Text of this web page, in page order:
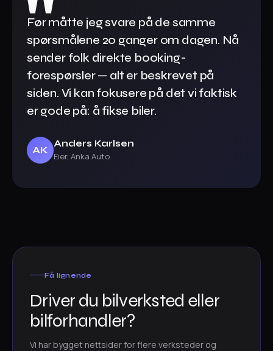
Før måtte jeg svare på de samme
spørsmålene 20 ganger om dagen. Nå
sender folk direkte booking-
forespørsler — alt er beskrevet på
siden. Vi kan fokusere på det vi faktisk
er gode på: å fikse biler.
AK
Anders Karlsen
Eier, Anka Auto
Få lignende
Driver du bilverksted eller
bilforhandler?
Vi har bygget nettsider for flere verksteder og